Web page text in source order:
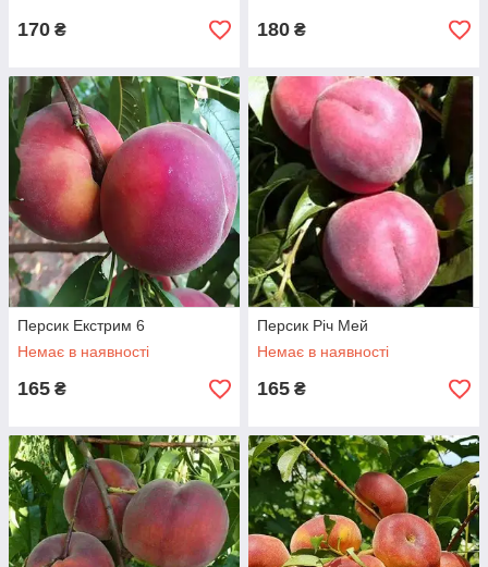
170 ₴ 180 ₴
Персик Екстрим 6
Немає в наявності
165 ₴
Персик Річ Мей
Немає в наявності
165 ₴